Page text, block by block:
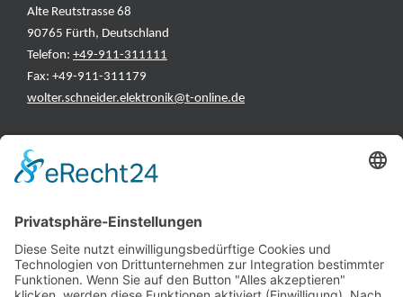
Alte Reutstrasse 68
90765 Fürth, Deutschland
Telefon: +49-911-311111
Fax: +49-911-311179
wolter.schneider.elektronik@t-online.de
INFORMATIONEN
Hersteller